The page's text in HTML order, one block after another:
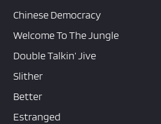
Chinese Democracy
Welcome To The Jungle
Double Talkin’ Jive
Slither
Better
Estranged